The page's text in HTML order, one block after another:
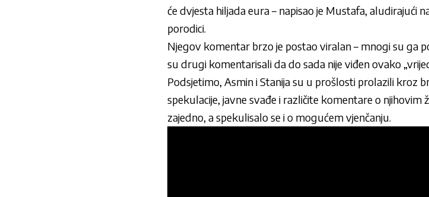
će dvjesta hiljada eura – napisao je Mustafa, aludirajući
porodici.
Njegov komentar brzo je postao viralan – mnogi su ga
su drugi komentarisali da do sada nije viđen ovako
Podsjetimo, Asmin i Stanija su u prošlosti prolazili kroz
spekulacije, javne svađe i različite komentare o
zajedno, a spekulisalo se i o mogućem vjenčanju.